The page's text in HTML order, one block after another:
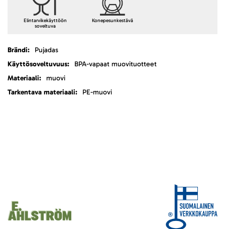
Elintarvikekäyttöön
soveltuva
Konepesunkestävä
LisätietojaPujadas
BPA-vapaat muovituotteet
muovi
PE-muovi